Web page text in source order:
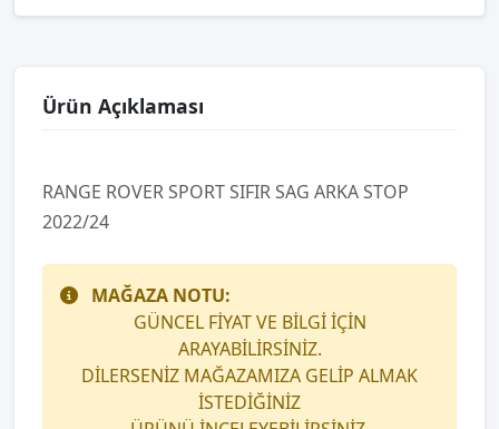
Ürün Açıklaması
RANGE ROVER SPORT SIFIR SAG ARKA STOP
2022/24
MAĞAZA NOTU:
GÜNCEL FİYAT VE BİLGİ İÇİN
ARAYABİLİRSİNİZ.
DİLERSENİZ MAĞAZAMIZA GELİP ALMAK
İSTEDİĞİNİZ